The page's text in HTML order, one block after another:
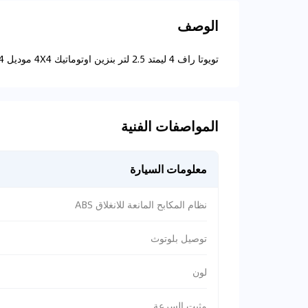
الوصف
تويوتا راف 4 ليمتد 2.5 لتر بنزين اوتوماتيك 4X4 موديل 2024
المواصفات الفنية
معلومات السيارة
نظام المكابح المانعة للانغلاق ABS
توصيل بلوتوث
لون